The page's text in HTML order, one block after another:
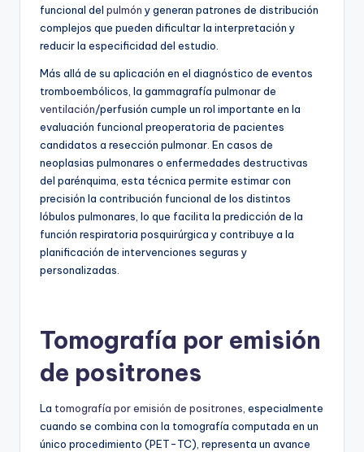
funcional del pulmón y generan patrones de distribución
complejos que pueden dificultar la interpretación y
reducir la especificidad del estudio.
Más allá de su aplicación en el diagnóstico de eventos
tromboembólicos, la gammagrafía pulmonar de
ventilación/perfusión cumple un rol importante en la
evaluación funcional preoperatoria de pacientes
candidatos a resección pulmonar. En casos de
neoplasias pulmonares o enfermedades destructivas
del parénquima, esta técnica permite estimar con
precisión la contribución funcional de los distintos
lóbulos pulmonares, lo que facilita la predicción de la
función respiratoria posquirúrgica y contribuye a la
planificación de intervenciones seguras y
personalizadas.
Tomografía por emisión
de positrones
La tomografía por emisión de positrones, especialmente
cuando se combina con la tomografía computada en un
único procedimiento (PET-TC), representa un avance